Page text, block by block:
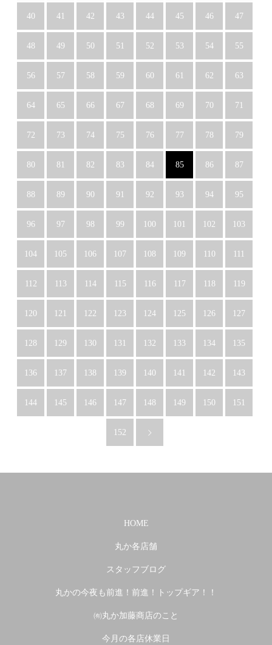
40 41 42 43 44 45 46 47
48 49 50 51 52 53 54 55
56 57 58 59 60 61 62 63
64 65 66 67 68 69 70 71
72 73 74 75 76 77 78 79
80 81 82 83 84 85 86 87
88 89 90 91 92 93 94 95
96 97 98 99 100 101 102 103
104 105 106 107 108 109 110 111
112 113 114 115 116 117 118 119
120 121 122 123 124 125 126 127
128 129 130 131 132 133 134 135
136 137 138 139 140 141 142 143
144 145 146 147 148 149 150 151
152
HOME
丸か各店舗
スタッフブログ
丸かの今夜も前進！前進！トップギア！！
㈲丸か加藤商店のこと
今月の各店休業日